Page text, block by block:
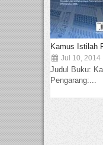
Kamus Istilah
Jul 10, 2014
Judul Buku:
Pengarang:...